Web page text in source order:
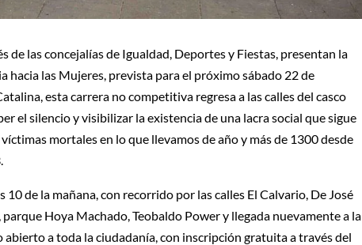
de las concejalías de Igualdad, Deportes y Fiestas, presentan la
hacia las Mujeres, prevista para el próximo sábado 22 de
esta carrera no competitiva regresa a las calles del casco
el silencio y visibilizar la existencia de una lacra social que sigue
mortales en lo que llevamos de año y más de 1300 desde
10 de la mañana, con recorrido por las calles El Calvario, De José
Hoya Machado, Teobaldo Power y llegada nuevamente a la
abierto a toda la ciudadanía, con inscripción gratuita a través del